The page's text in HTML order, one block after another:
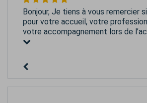
Bonjour, Je tiens à vous remercier
pour votre accueil, votre
votre accompagnement lors de